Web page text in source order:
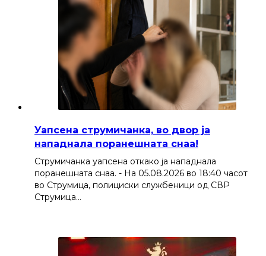
Уапсена струмичанка, во двор ја
нападнала поранешната снаа!
Струмичанка уапсена откако ја нападнала
поранешната снаа. - На 05.08.2026 во 18:40 часот
во Струмица, полициски службеници од СВР
Струмица…